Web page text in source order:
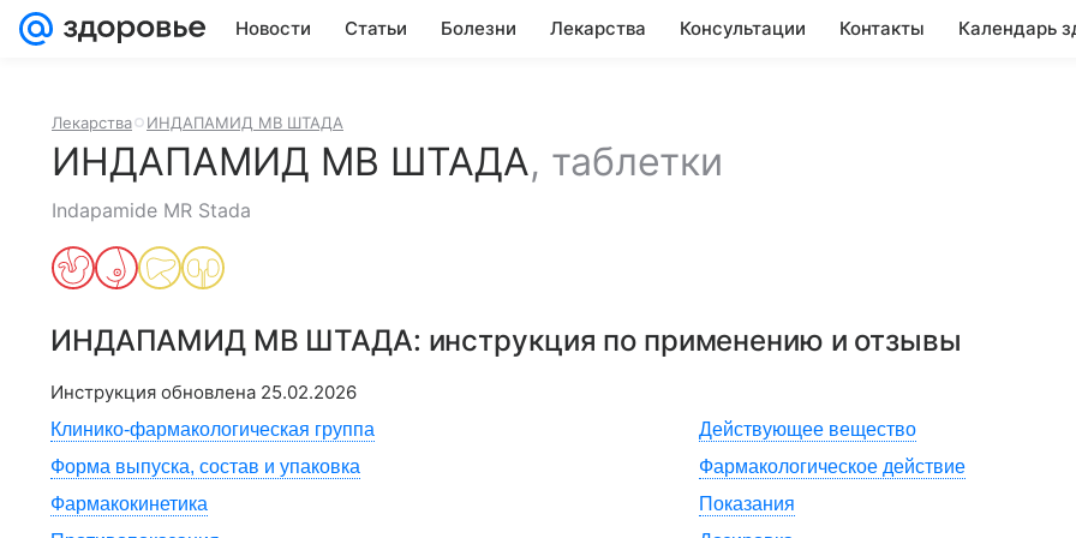
Новости Статьи Болезни Лекарства Консультации Контакты Календарь
Лекарства ИНДАПАМИД МВ ШТАДА
ИНДАПАМИД МВ ШТАДА, таблетки
Indapamide MR Stada
ИНДАПАМИД МВ ШТАДА: инструкция по применению и отзывы
Инструкция обновлена 25.02.2026
Клинико-фармакологическая группа
Действующее вещество
Форма выпуска, состав и упаковка
Фармакологическое действие
Фармакокинетика
Показания